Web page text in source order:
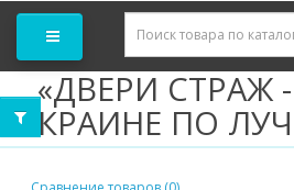
«ДВЕРИ СТРАЖ
УКРАИНЕ ПО